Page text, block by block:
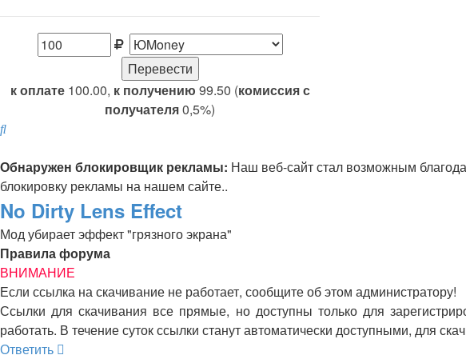
к оплате100.00, к получению 99.50 (комиссия с
получателя0,5%)
Поиск
Обнаружен блокировщик рекламы: Наш веб-сайт стал возможным
блокировку рекламы на нашем сайте..
No Dirty Lens Effect
Мод убирает эффект "грязного экрана"
Правила форума
ВНИМАНИЕ
Если ссылка на скачивание не работает, сообщите об этом администратору!
Ссылки для скачивания все прямые, но доступны только для
работать. В течение суток ссылки станут автоматически доступными, для
Ответить